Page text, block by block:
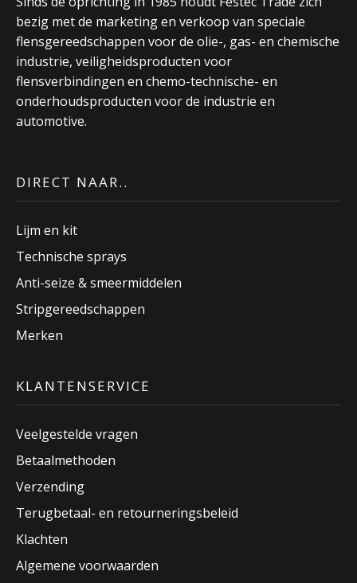
bezig met de marketing en verkoop van speciale
flensgereedschappen voor de olie-, gas- en chemische
industrie, veiligheidsproducten voor
flensverbindingen en chemo-technische- en
onderhoudsproducten voor de industrie en
automotive.
DIRECT NAAR..
Lijm en kit
Technische sprays
Anti-seize & smeermiddelen
Stripgereedschappen
Merken
KLANTENSERVICE
Veelgestelde vragen
Betaalmethoden
Verzending
Terugbetaal- en retourneringsbeleid
Klachten
Algemene voorwaarden